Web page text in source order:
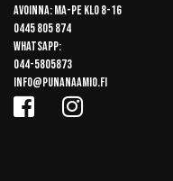
Avoinna: Ma-pe klo 8-16
0445 805 874
Whatsapp:
044-5805873
info@punanaamio.fi